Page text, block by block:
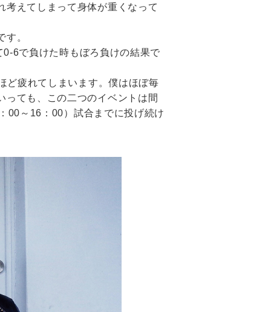
考えてしまって身体が重くなって
。
6で負けた時もぼろ負けの結果で
ど疲れてしまいます。僕はほぼ毎
っても、この二つのイベントは間
00～16：00）試合までに投げ続け